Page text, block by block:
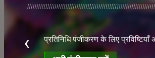
प्रतिनिधि पंजीकरण के लिए
‹
करता है जो झोंग-हान को अपने देश के भ्रष्ट शक्ति
करने के लिए मजबूर करता है।
निर्देशक का परिचय :